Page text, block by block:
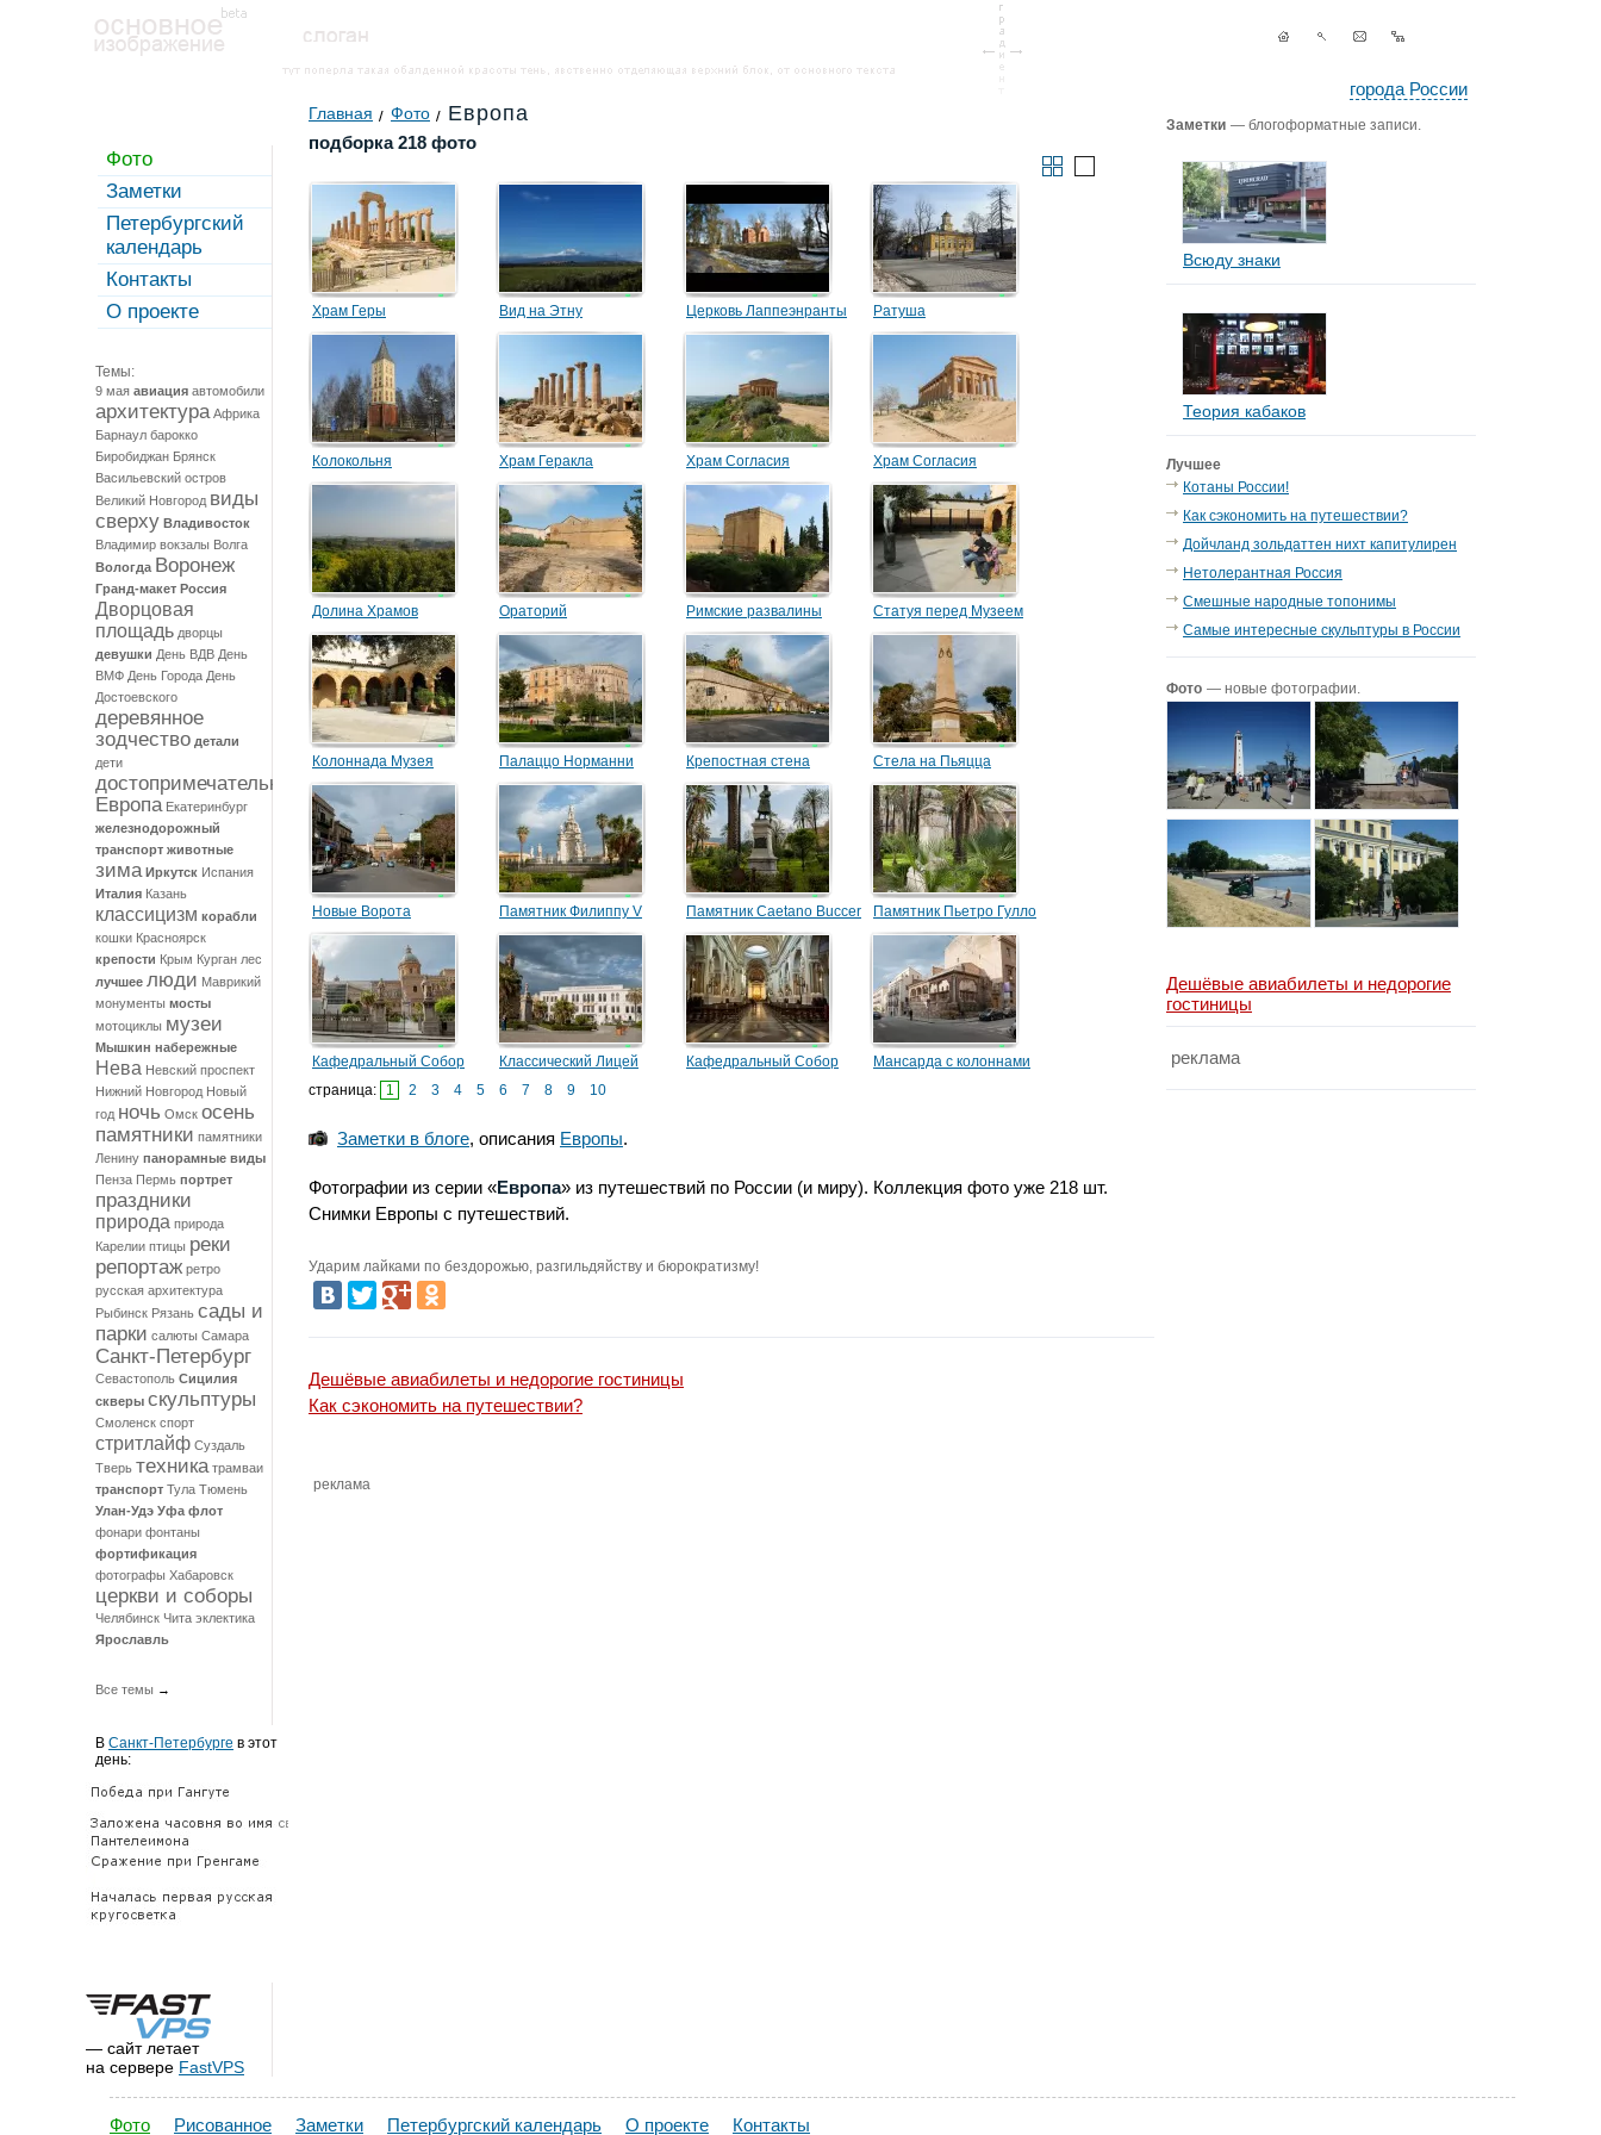
города России
Фото
Заметки
Петербургский
календарь
Контакты
О проекте
Темы:
9 мая авиация автомобили
архитектура Африка
Барнаул барокко
Биробиджан Брянск
Васильевский остров
Великий Новгород виды
сверху Владивосток
Владимир вокзалы Волга
Вологда Воронеж
Гранд-макет Россия
Дворцовая
площадь дворцы
девушки День ВДВ День
ВМФ День Города День
Достоевского
деревянное
зодчество детали
дети
достопримечательности
Европа Екатеринбург
железнодорожный
транспорт животные
зима Иркутск Испания
Италия Казань
классицизм корабли
кошки Красноярск
крепости Крым Курган лес
лучшее люди Маврикий
монументы мосты
мотоциклы музеи
Мышкин набережные
Нева Невский проспект
Нижний Новгород Новый
год ночь Омск осень
памятники памятники
Ленину панорамные виды
Пенза Пермь портрет
праздники
природа природа
Карелии птицы реки
репортаж ретро
русская архитектура
Рыбинск Рязань сады и
парки салюты Самара
Санкт-Петербург
Севастополь Сицилия
скверы скульптуры
Смоленск спорт
стритлайф Суздаль
Тверь техника трамваи
транспорт Тула Тюмень
Улан-Удэ Уфа флот
фонари фонтаны
фортификация
фотографы Хабаровск
церкви и соборы
Челябинск Чита эклектика
Ярославль
Все темы →
В Санкт-Петербурге в этот
день:
— сайт летает
на сервере FastVPS
Главная Фото Европа
подборка 218 фото
Храм Геры Вид на Этну Церковь Лаппеэнранты Ратуша
Колокольня Храм Геракла Храм Согласия
Храм Согласия
(Гармонии)
Долина Храмов Ораторий
Римские развалины
возле Оратория
Фалариса
Статуя перед Музеем
Археологии
Колоннада Музея
Археологии
Палаццо Норманни Крепостная стена
Стела на Пьяцца
Индепенденца
Новые Ворота Памятник Филиппу V Памятник Caetano Buccer Памятник Пьетро Гулло
Кафедральный Собор
Палермо
Классический Лицей
Кафедральный Собор
Мансарда с колоннами
страница:
1 2 3 4 5 6 7 8 9 10
Заметки в блоге, описания Европы.
Фотографии из серии «Европа» из путешествий по России (и миру). Коллекция фото уже 218 шт.
Снимки Европы с путешествий.
Ударим лайками по бездорожью, разгильдяйству и бюрократизму!
Дешёвые авиабилеты и недорогие гостиницы
Как сэкономить на путешествии?
реклама
Заметки — блогоформатные записи.
Всюду знаки
Теория кабаков
Лучшее
Котаны России!
Как сэкономить на путешествии?
Дойчланд зольдаттен нихт капитулирен
Нетолерантная Россия
Смешные народные топонимы
Самые интересные скульптуры в России
Фото — новые фотографии.
Дешёвые авиабилеты и недорогие
гостиницы
реклама
Фото Рисованное Заметки Петербургский календарь О проекте Контакты